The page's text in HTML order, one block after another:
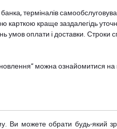
терміналів
карткою краще заздалегідь
умов оплати і доставки. Строки
можна ознайомитися на
Ви можете обрати будь-який